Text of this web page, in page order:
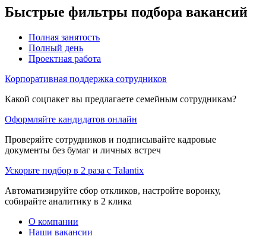
Быстрые фильтры подбора вакансий
Полная занятость
Полный день
Проектная работа
Корпоративная поддержка сотрудников
Какой соцпакет вы предлагаете семейным сотрудникам?
Оформляйте кандидатов онлайн
Проверяйте сотрудников и подписывайте кадровые
документы без бумаг и личных встреч
Ускорьте подбор в 2 раза с Talantix
Автоматизируйте сбор откликов, настройте воронку,
собирайте аналитику в 2 клика
О компании
Наши вакансии